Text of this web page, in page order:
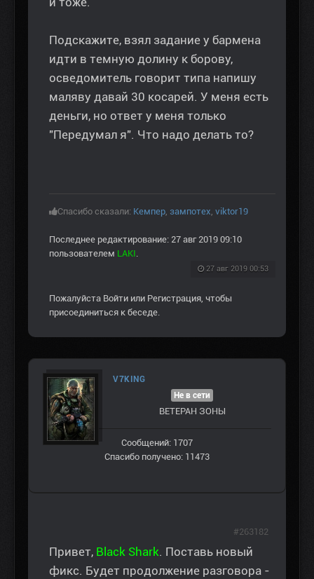
Подскажите, взял задание у бармена
идти в темную долину к борову,
осведомитель говорит типа напишу
маляву давай 30 косарей. У меня есть
деньги, но ответ у меня только
"Передумал я". Что надо делать то?
Спасибо сказали: Кемпер, зампотех, viktor19
Последнее редактирование: 27 авг 2019 09:10
пользователем LAKI.
27 авг 2019 00:53
Пожалуйста Войти или Регистрация, чтобы
присоединиться к беседе.
V7KING
Не в сети
ВЕТЕРАН ЗOНЫ
Сообщений: 1707
Спасибо получено: 11473
Привет, Black Shark. Поставь новый
фикс. Будет продолжение разговора -
#263182